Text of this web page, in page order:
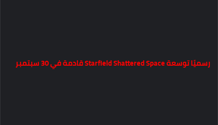
رسميًا توسعة Starfield Shattered Space قادمة في 30 سبتمبر